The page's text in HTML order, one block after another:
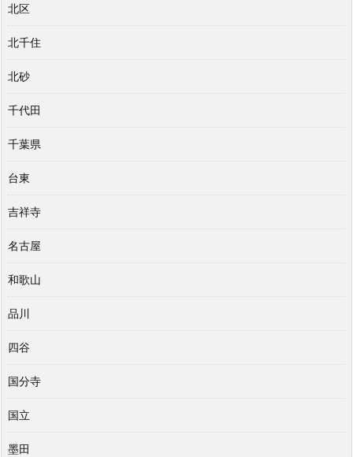
北区
北千住
北砂
千代田
千葉県
台東
吉祥寺
名古屋
和歌山
品川
四谷
国分寺
国立
墨田